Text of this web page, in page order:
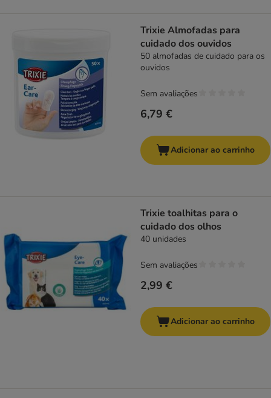
Trixie Almofadas para
cuidado dos ouvidos
50 almofadas de cuidado para os
ouvidos
6,79 €
Sem avaliações
Adicionar ao carrinho
Trixie toalhitas para o
cuidado dos olhos
40 unidades
2,99 €
Sem avaliações
Adicionar ao carrinho